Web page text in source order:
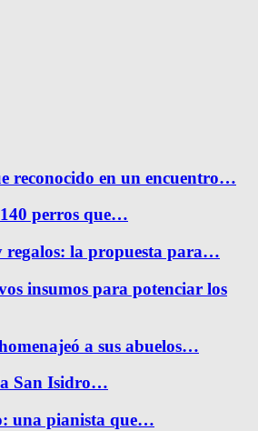
reconocido en un encuentro…
140 perros que…
regalos: la propuesta para…
insumos para potenciar los
a sus abuelos…
San Isidro…
una pianista que…